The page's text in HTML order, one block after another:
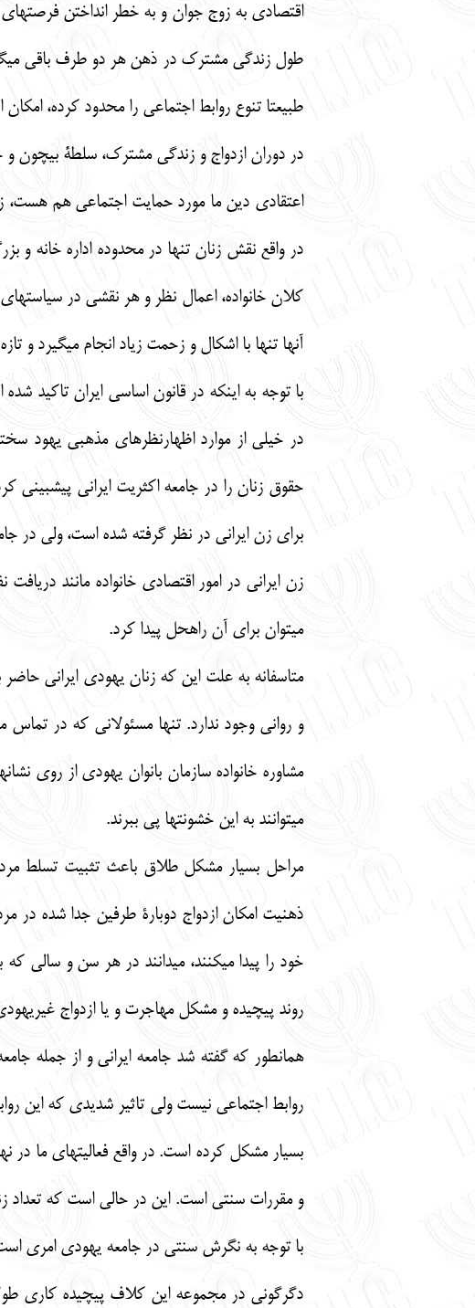
اقتصادي به زوج جوان و به خطر انداختن
طول زندگي مشترك در ذهن هر دو طرف باقي
طبيعتا تنوع روابط اجتماعي را محدود كرده،
اعتقادي دين ما مورد حمايت اجتماعي هم
در واقع نقش زنان تنها در محدوده اداره خانه و
كلان خانواده، اعمال نظر و هر نقشي در
آنها تنها با اشكال و زحمت زياد انجام مي‏گيرد
با توجه به اينكه در قانون اساسي ايران تاكيد
در خيلي از موارد اظهارنظرهاي مذهبي يهود
حقوق زنان را در جامعه اكثريت ايراني
براي زن ايراني در نظر گرفته شده است، ولي
زن ايراني در امور اقتصادي خانواده مانند
مي‏توان براي آن راه‏حل پيدا كرد.
متاسفانه به علت اين كه زنان يهودي ايراني
و رواني وجود ندارد. تنها مسئولاني كه در
مشاوره خانواده سازمان بانوان يهودي از روي
مي‏توانند به اين خشونت‏ها پي ببرند.
مراحل بسيار مشكل طلاق باعث تثبيت تسلط
ذهنيت امكان ازدواج دوبارة طرفين جدا شده در
خود را پيدا مي‏كنند، مي‏دانند در هر سن و سالي
روند پيچيده و مشكل مهاجرت و يا ازدواج
همانطور كه گفته شد جامعه ايراني و از جمله
روابط اجتماعي نيست ولي تاثير شديدي كه اين
بسيار مشكل كرده است. در واقع فعاليت‏هاي ما در
و مقررات سنتي است. اين در حالي است كه تعداد
با توجه به نگرش سنتي در جامعه يهودي امري
دگرگوني در مجموعه اين كلاف پيچيده كاري